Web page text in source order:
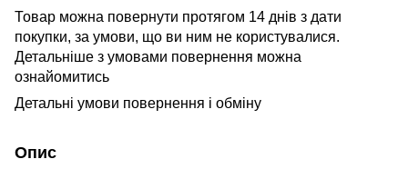
Товар можна повернути протягом 14 днів з дати
покупки, за умови, що ви ним не користувалися.
Детальніше з умовами повернення можна
ознайомитись
Детальні умови повернення і обміну
Опис